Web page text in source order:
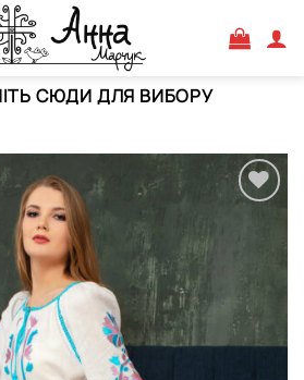
СЮДИ ДЛЯ ВИБОРУ